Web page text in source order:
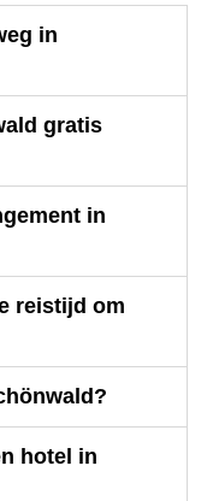
in
gratis
in
reistijd om
hotel in